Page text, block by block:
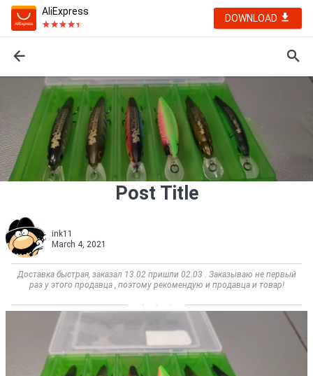
AliExpress
DOWNLOAD
Post Title
ink11
March 4, 2021
Доставка быстрая, заказал 13.02 пришли 02.03 . Заказываю не первый
раз у этого продавца , поэтому рекомендую и продавца и товар!